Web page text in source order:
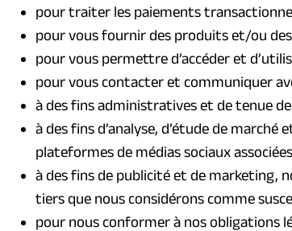
pour traiter les paiements
pour vous fournir des produits et/ou des
pour vous permettre d’accéder et
pour vous contacter et communiquer
à des fins administratives et de tenue
à des fins d’analyse, d’étude de
plateformes de médias sociaux
à des fins de publicité et de marketing,
tiers que nous considérons comme
pour nous conformer à nos obligations